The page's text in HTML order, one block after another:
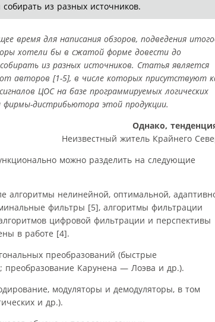
из разных источников.
время для написания обзоров, подведения
хотели бы в сжатой форме довести до
из разных источников. Статья является
авторов [1-5], в числе которых присутствуют
ЦОС на базе программируемых логических
дистрибьютора этой продукции.
Однако,
Неизвестный житель Крайнего
можно разделить на следующие
алгоритмы нелинейной, оптимальной,
фильтры [5], алгоритмы фильтрации
цифровой фильтрации и перспективы
в работе [4].
преобразований (быстрые
преобразование Карунена — Лоэва и др.).
модуляторы и демодуляторы, в том
и др.).